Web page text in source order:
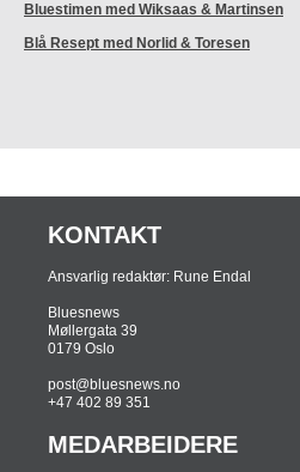
Bluestimen med Wiksaas & Martinsen
Blå Resept med Norlid & Toresen
KONTAKT
Ansvarlig redaktør: Rune Endal
Bluesnews
Møllergata 39
0179 Oslo
post@bluesnews.no
+47 402 89 351
MEDARBEIDERE